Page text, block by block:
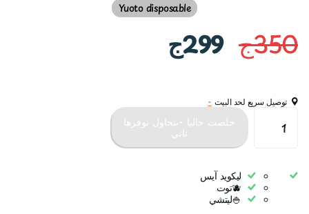
Yuoto disposable
350ج 299ج
توصيل سريع لحد البيت -
خلصت حاليا -بنحاول نوفرها
تاني
ليكويد آيس
🫐توت
🍚ليتشي